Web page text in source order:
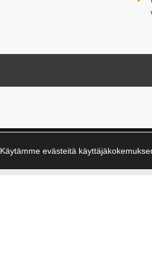
Käytämme evästeitä